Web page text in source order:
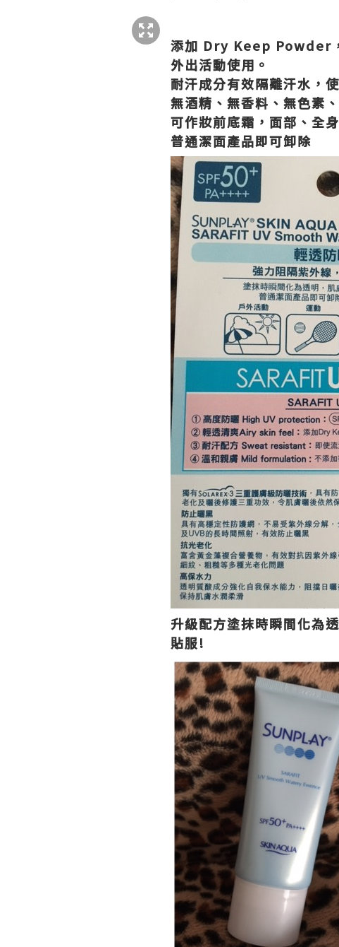
添加 Dry Keep Powder
外出活動使用。
耐汗成分有效隔離汗水，
無酒精、無香料、無色素
可作妝前底霜，面部、全
普通潔面產品即可卸除
升級配方塗抹時瞬間化為透
貼服!